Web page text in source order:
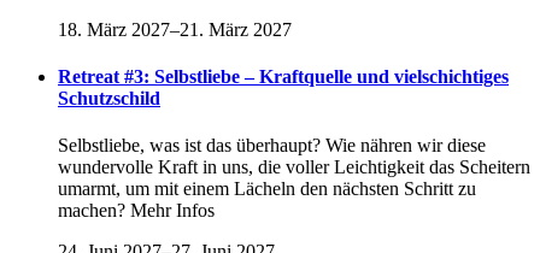
18. März 2027–21. März 2027
Retreat #3: Selbstliebe – Kraftquelle und vielschichtiges
Schutzschild
Selbstliebe, was ist das überhaupt? Wie nähren wir diese
wundervolle Kraft in uns, die voller Leichtigkeit das Scheitern
umarmt, um mit einem Lächeln den nächsten Schritt zu
machen? Mehr Infos